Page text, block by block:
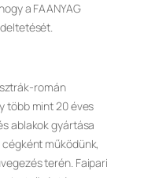
a FAANYAG
román
több mint 20 éves
ablakok gyártása
cégként működünk,
terén. Faipari